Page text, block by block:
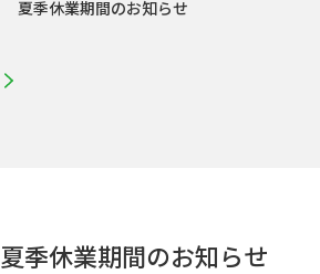
夏季休業期間のお知らせ
夏季休業期間のお知らせ